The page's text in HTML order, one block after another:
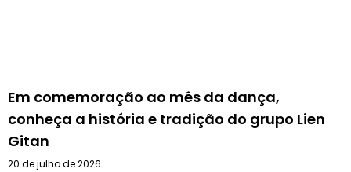
Em comemoração ao mês da dança,
conheça a história e tradição do grupo Lien
Gitan
20 de julho de 2026